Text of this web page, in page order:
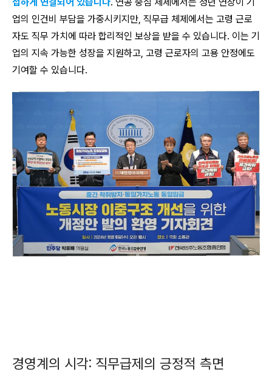
업의 인건비 부담을 가중시키지만, 직무급 체제에서는 고령 근로
자도 직무 가치에 따라 합리적인 보상을 받을 수 있습니다. 이는 기
업의 지속 가능한 성장을 지원하고, 고령 근로자의 고용 안정에도
기여할 수 있습니다.
경영계의 시각: 직무급제의 긍정적 측면